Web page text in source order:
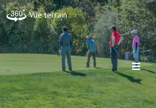
Vue terrain